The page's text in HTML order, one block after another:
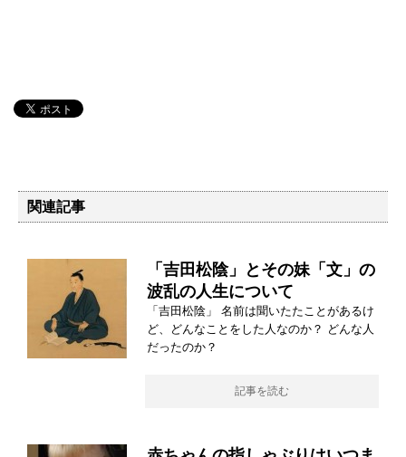
関連記事
「吉田松陰」とその妹「文」の
波乱の人生について
「吉田松陰」 名前は聞いたたことがあるけ
ど、どんなことをした人なのか？ どんな人
だったのか？
記事を読む